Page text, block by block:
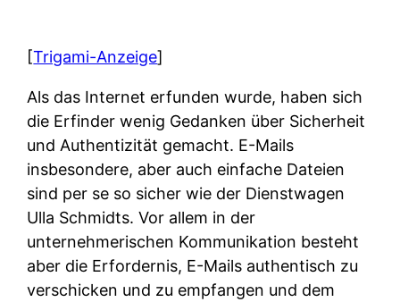
[Trigami-Anzeige]
Als das Internet erfunden wurde, haben sich
die Erfinder wenig Gedanken über Sicherheit
und Authentizität gemacht. E-Mails
insbesondere, aber auch einfache Dateien
sind per se so sicher wie der Dienstwagen
Ulla Schmidts. Vor allem in der
unternehmerischen Kommunikation besteht
aber die Erfordernis, E-Mails authentisch zu
verschicken und zu empfangen und dem